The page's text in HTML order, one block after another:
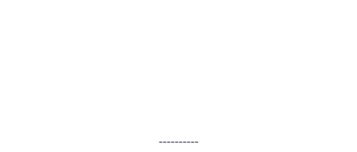
----------